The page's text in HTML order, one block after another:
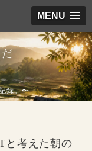
MENU
録。〜
と考えた朝の